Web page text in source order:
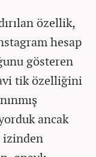
özellik,
hesap
gösteren
tik özelliğini
ancak
izinden